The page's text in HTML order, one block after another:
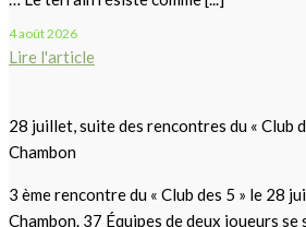
4 août 2026
Lire l'article
28 juillet, suite des rencontres du « Club
Chambon
3 ème rencontre du « Club des 5 » le 28
Chambon. 37 Équipes de deux joueurs